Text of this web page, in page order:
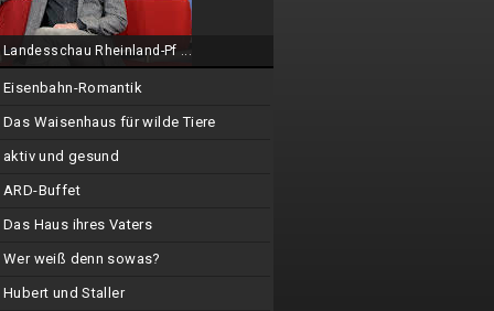
Landesschau Rheinland-Pf ...
Eisenbahn-Romantik
Das Waisenhaus für wilde Tiere
aktiv und gesund
ARD-Buffet
Das Haus ihres Vaters
Wer weiß denn sowas?
Hubert und Staller